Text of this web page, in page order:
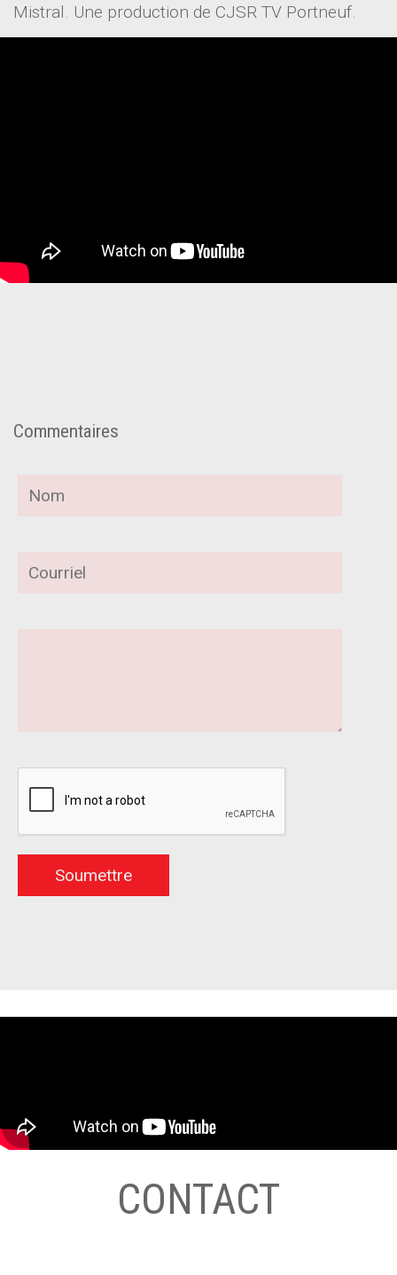
Mistral. Une production de CJSR TV Portneuf.
Commentaires
CONTACT